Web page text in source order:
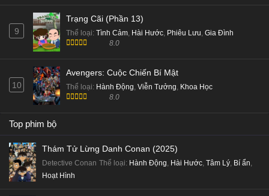
9
Trạng Cãi (Phần 13)
Thể loại: Tình Cảm, Hài Hước, Phiêu Lưu, Gia Đình
8.0
10
Avengers: Cuộc Chiến Bí Mật
Thể loại: Hành Động, Viễn Tưởng, Khoa Học
8.0
Top phim bộ
Thám Tử Lừng Danh Conan (2025)
Detective Conan Thể loại: Hành Động, Hài Hước, Tâm Lý, Bí ẩn,
Hoạt Hình